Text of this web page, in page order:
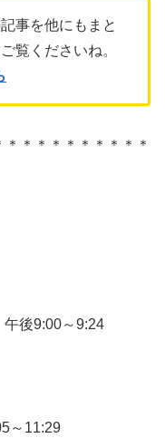
事を他にもまと
覧くださいね。
＊＊＊＊＊＊＊＊＊
後9:00～9:24
～11:29